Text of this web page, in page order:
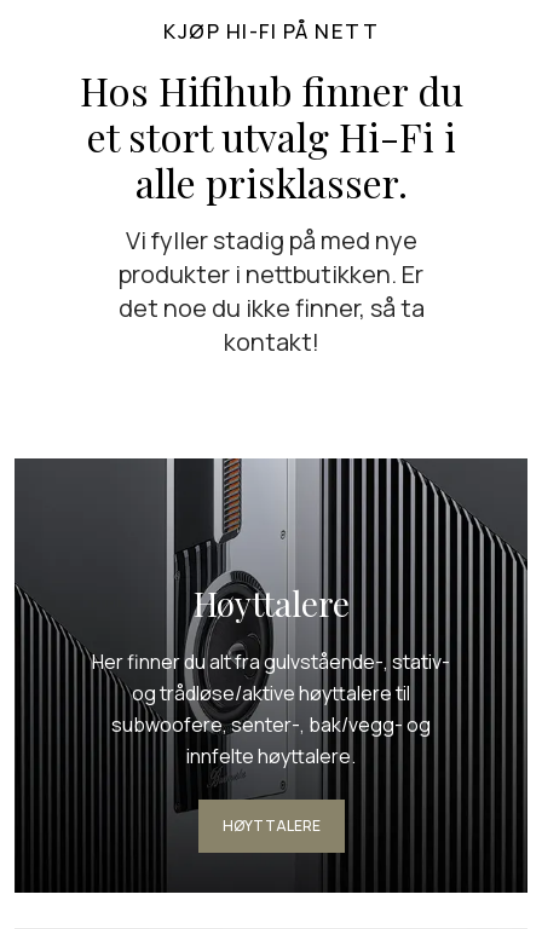
KJØP HI-FI PÅ NETT
Hos Hifihub finner du
et stort utvalg Hi-Fi i
alle prisklasser.
Vi fyller stadig på med nye
produkter i nettbutikken. Er
det noe du ikke finner, så ta
kontakt!
Høyttalere
Her finner du alt fra gulvstående-, stativ-
og trådløse/aktive høyttalere til
subwoofere, senter-, bak/vegg- og
innfelte høyttalere.
HØYTTALERE